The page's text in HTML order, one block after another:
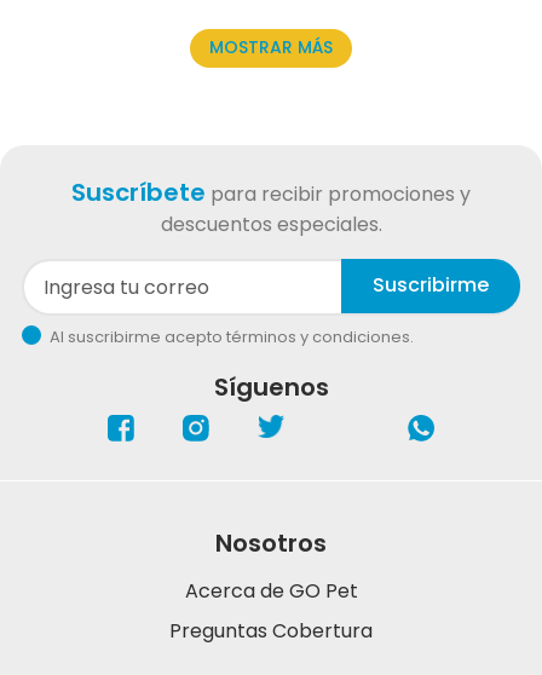
MOSTRAR MÁS
Suscríbete para recibir promociones y
descuentos especiales.
Suscribirme
Al suscribirme acepto términos y condiciones.
Síguenos
Nosotros
Acerca de GO Pet
Preguntas Cobertura